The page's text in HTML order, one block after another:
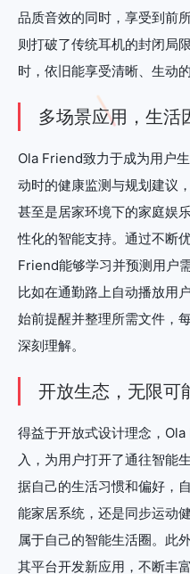
品质音效的同时，享受到前
则打破了传统耳机的封闭局
时，依旧能享受清晰、生动
多场景应用，生活
Ola Friend致力于成为用户
动时的健康监测与规划建议
甚至是居家环境下的家庭娱
性化的智能支持。通过不断
Friend能够学习并预测用户
比如在通勤路上自动播放用
始前提醒并整理所需文件，
深刻理解。
开放生态，无限可
得益于开放式设计理念，
入，为用户打开了通往智能
据自己的生活习惯和偏好，
能家居系统，还是同步运动
属于自己的智能生活圈。此
其平台开发新应用，不断丰